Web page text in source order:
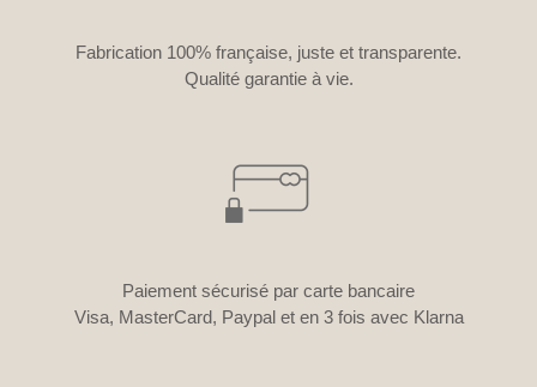
Fabrication 100% française, juste et transparente.
Qualité garantie à vie.
Paiement sécurisé par carte bancaire
Visa, MasterCard, Paypal et en 3 fois avec Klarna